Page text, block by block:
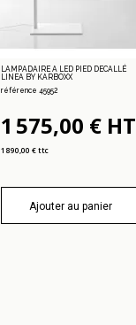
LAMPADAIRE A LED PIED DECALLÉ
LINEA BY KARBOXX
référence 45952
1 575,00 € HT
1 890,00 € ttc
Ajouter au panier